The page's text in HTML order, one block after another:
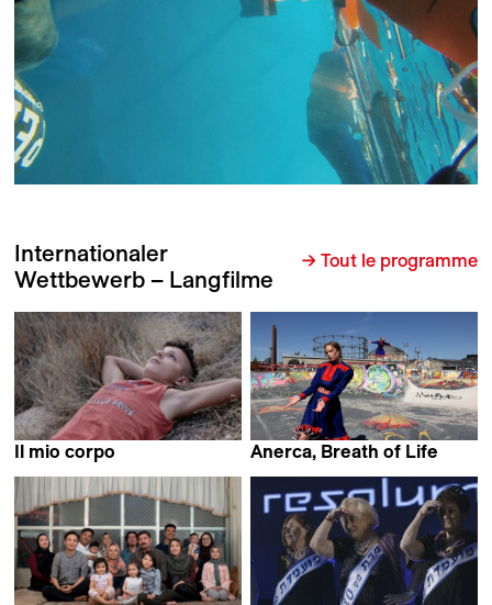
Internationaler
Wettbewerb – Langfilme
→ Tout le programme
Il mio corpo
Anerca, Breath of Life
Markku Lehmuskallio